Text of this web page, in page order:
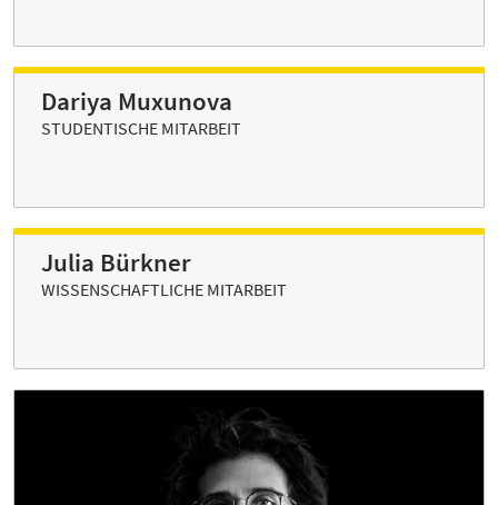
Dariya Muxunova
STUDENTISCHE MITARBEIT
Julia Bürkner
WISSENSCHAFTLICHE MITARBEIT